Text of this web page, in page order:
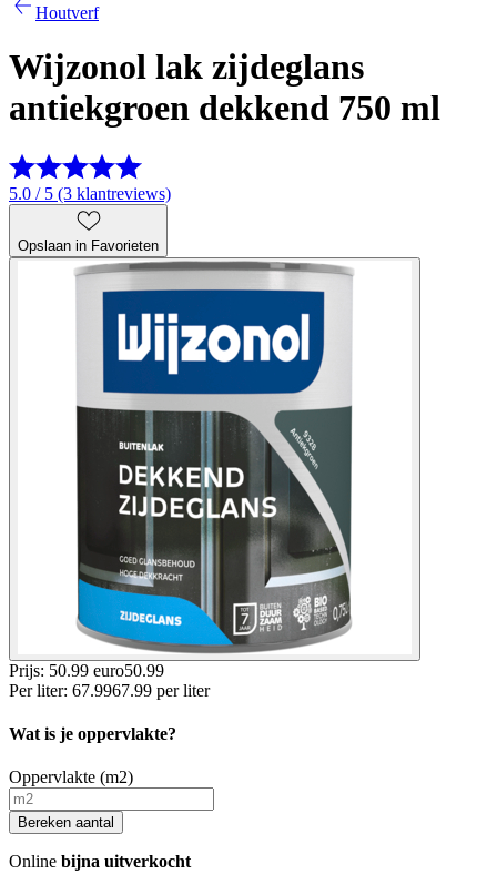
Houtverf
Wijzonol lak zijdeglans
antiekgroen dekkend 750 ml
5.0 / 5 (3 klantreviews)
Opslaan in Favorieten
Prijs: 50.99 euro50.99
Per liter: 67.9967.99 per liter
Wat is je oppervlakte?
Oppervlakte (m2)
Bereken aantal
Online bijna uitverkocht